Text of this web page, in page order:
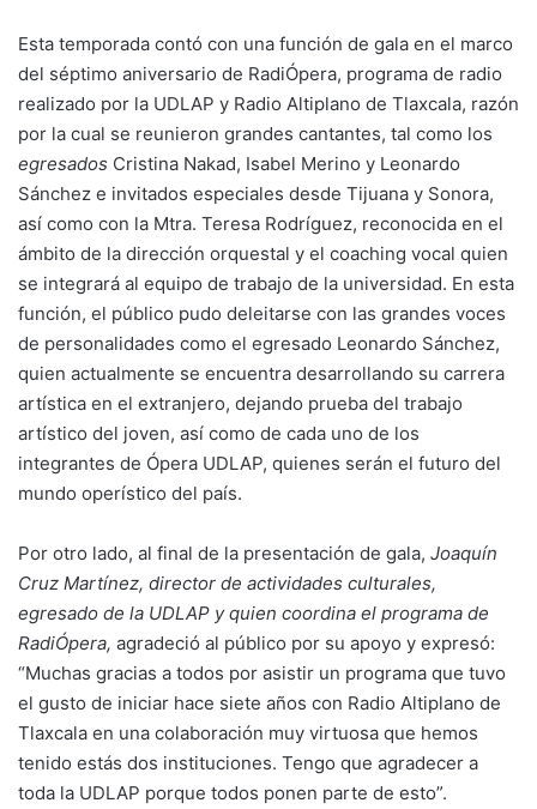
Esta temporada contó con una función de gala en el marco
del séptimo aniversario de RadiÓpera, programa de radio
realizado por la UDLAP y Radio Altiplano de Tlaxcala, razón
por la cual se reunieron grandes cantantes, tal como los
egresados Cristina Nakad, Isabel Merino y Leonardo
Sánchez e invitados especiales desde Tijuana y Sonora,
así como con la Mtra. Teresa Rodríguez, reconocida en el
ámbito de la dirección orquestal y el coaching vocal quien
se integrará al equipo de trabajo de la universidad. En esta
función, el público pudo deleitarse con las grandes voces
de personalidades como el egresado Leonardo Sánchez,
quien actualmente se encuentra desarrollando su carrera
artística en el extranjero, dejando prueba del trabajo
artístico del joven, así como de cada uno de los
integrantes de Ópera UDLAP, quienes serán el futuro del
mundo operístico del país.
Por otro lado, al final de la presentación de gala, Joaquín
Cruz Martínez, director de actividades culturales,
egresado de la UDLAP y quien coordina el programa de
RadiÓpera, agradeció al público por su apoyo y expresó:
“Muchas gracias a todos por asistir un programa que tuvo
el gusto de iniciar hace siete años con Radio Altiplano de
Tlaxcala en una colaboración muy virtuosa que hemos
tenido estás dos instituciones. Tengo que agradecer a
toda la UDLAP porque todos ponen parte de esto”.